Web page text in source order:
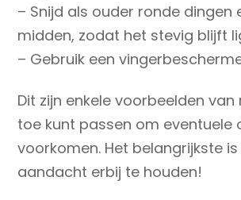
– Snijd als ouder ronde dingen
midden, zodat het stevig blijft
– Gebruik een
Dit zijn enkele voorbeelden van
toe kunt passen om eventuele
voorkomen. Het belangrijkste
aandacht erbij te houden!